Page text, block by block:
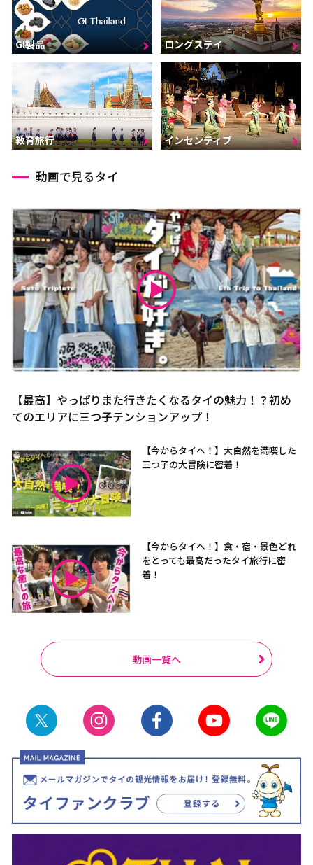
GI製品 ロングステイ
教育旅行 インセンティブ
動画で見るタイ
【最高】やっぱりまた行きたくなるタイの魅力！？初め
てのエリアに三つ子テンションアップ！
【今からタイへ！】大自然を満喫した
三つ子の大冒険に密着！
【今からタイへ！】食・宿・景色どれ
をとっても最高だったタイ旅行に密
着！
動画一覧へ